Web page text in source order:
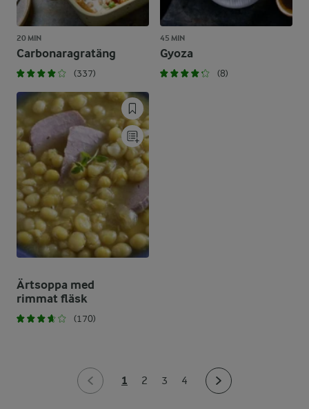
20 MIN
Carbonaragratäng
(337)
45 MIN
Gyoza
(8)
Ärtsoppa med
rimmat fläsk
(170)
1 2 3 4